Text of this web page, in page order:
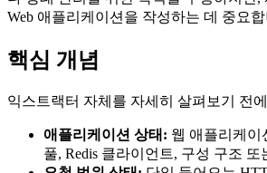
Web 애플리케이션을 작성하는 데 중요
핵심 개념
익스트랙터 자체를 자세히 살펴보기 전
애플리케이션 상태: 웹 애플리케이
풀, Redis 클라이언트, 구성 구조